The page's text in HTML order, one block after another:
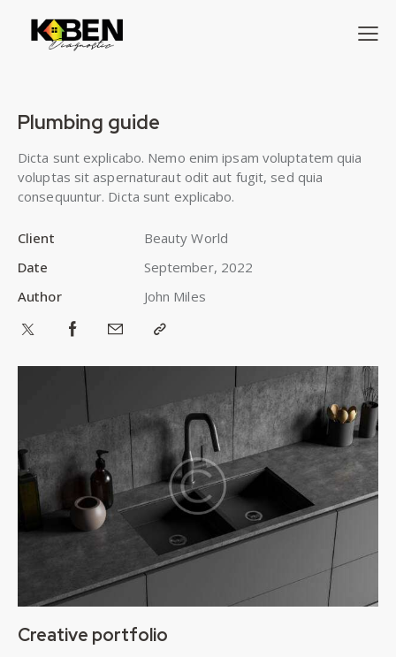
Plumbing guide
Creative portfolio
Dicta sunt explicabo. Nemo enim ipsam voluptatem quia
voluptas sit aspernaturaut odit aut fugit, sed quia
consequuntur. Dicta sunt explicabo.
Client
Beauty World
Date
September, 2022
Author
John Miles